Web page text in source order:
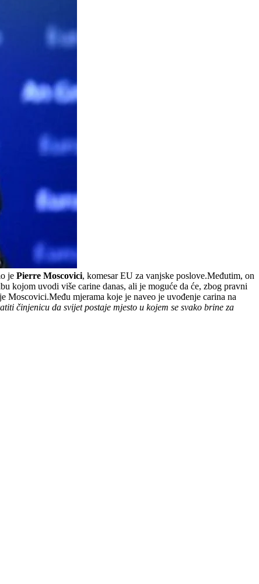
je Pierre Moscovici, komesar EU za vanjske poslove.Međutim, on
kojom uvodi više carine danas, ali je moguće da će, zbog pravni
Moscovici.Među mjerama koje je naveo je uvođenje carina na
činjenicu da svijet postaje mjesto u kojem se svako brine za